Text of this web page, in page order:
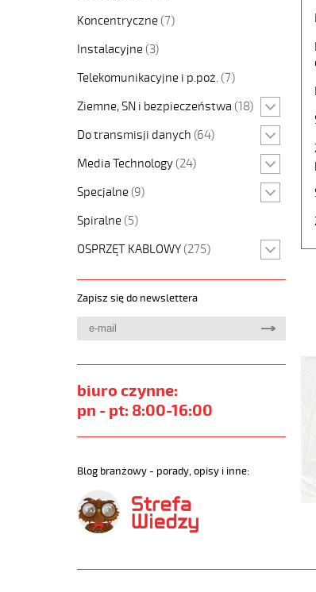
Koncentryczne (7)
Instalacyjne (3)
Telekomunikacyjne i p.poż. (7)
Ziemne, SN i bezpieczeństwa (18)
Do transmisji danych (64)
Media Technology (24)
Specjalne (9)
Spiralne (5)
OSPRZĘT KABLOWY (275)
Zapisz się do newslettera
biuro czynne:
pn - pt: 8:00-16:00
Blog branżowy - porady, opisy i inne: